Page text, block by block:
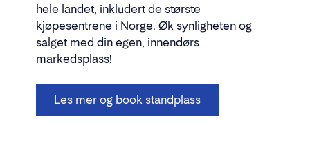
hele landet, inkludert de største
kjøpesentrene i Norge. Øk synligheten og
salget med din egen, innendørs
markedsplass!
Les mer og book standplass